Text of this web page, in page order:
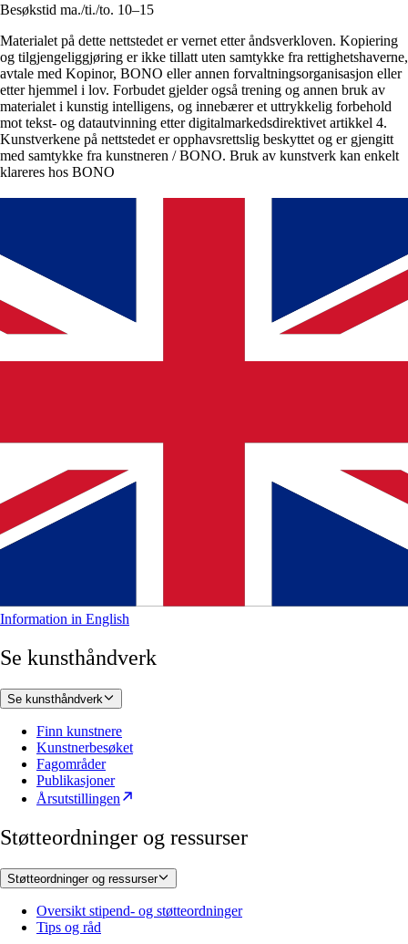
Besøkstid ma./ti./to. 10–15
Materialet på dette nettstedet er vernet etter åndsverkloven. Kopiering
og tilgjengeliggjøring er ikke tillatt uten samtykke fra rettighetshaverne,
avtale med Kopinor, BONO eller annen forvaltningsorganisasjon eller
etter hjemmel i lov. Forbudet gjelder også trening og annen bruk av
materialet i kunstig intelligens, og innebærer et uttrykkelig forbehold
mot tekst- og datautvinning etter digitalmarkedsdirektivet artikkel 4.
Kunstverkene på nettstedet er opphavsrettslig beskyttet og er gjengitt
med samtykke fra kunstneren / BONO. Bruk av kunstverk kan enkelt
klareres hos BONO
Information in English
Se kunsthåndverk
Se kunsthåndverk
Finn kunstnere
Kunstnerbesøket
Fagområder
Publikasjoner
Årsutstillingen
Støtteordninger og ressurser
Støtteordninger og ressurser
Oversikt stipend- og støtteordninger
Tips og råd